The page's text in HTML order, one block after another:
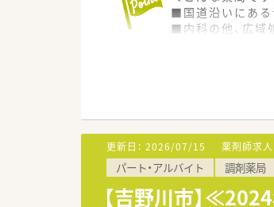
■国道沿いにある
■内科の他、広域
■薬歴、錠剤分
■調剤、監査、投
■広域の対応を行
＜研修制度＞
■先輩社員が丁寧
更新日： 2026/07/15 薬剤師求人
パート・アルバイト 調剤薬局
【吉野川市】